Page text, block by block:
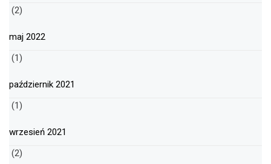
(2)
maj 2022
(1)
październik 2021
(1)
wrzesień 2021
(2)